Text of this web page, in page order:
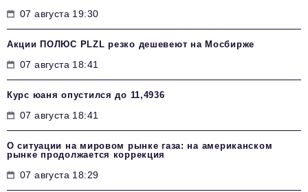
07 августа 19:30
Акции ПОЛЮС PLZL резко дешевеют на Мосбирже
07 августа 18:41
Курс юаня опустился до 11,4936
07 августа 18:41
О ситуации на мировом рынке газа: на американском
рынке продолжается коррекция
07 августа 18:29